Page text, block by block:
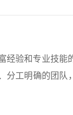
经验和专业技
分工明确的团